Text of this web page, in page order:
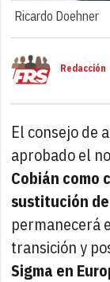
Ricardo Doehner
Redacción
El consejo de
aprobado el
Cobián como
sustitución
permanecerá
transición y
Sigma en